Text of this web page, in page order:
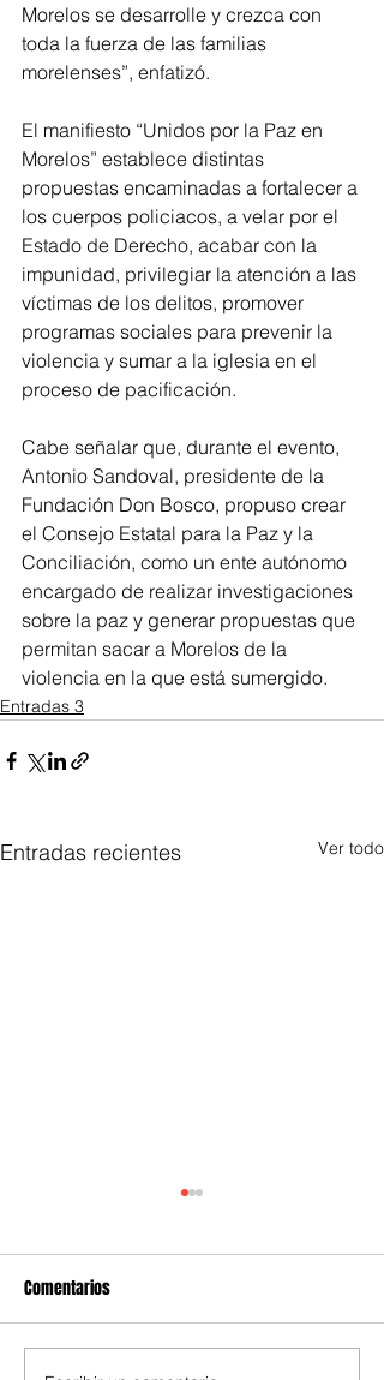
Morelos se desarrolle y crezca con
toda la fuerza de las familias
morelenses”, enfatizó.
El manifiesto “Unidos por la Paz en
Morelos” establece distintas
propuestas encaminadas a fortalecer a
los cuerpos policiacos, a velar por el
Estado de Derecho, acabar con la
impunidad, privilegiar la atención a las
víctimas de los delitos, promover
programas sociales para prevenir la
violencia y sumar a la iglesia en el
proceso de pacificación.
Cabe señalar que, durante el evento,
Antonio Sandoval, presidente de la
Fundación Don Bosco, propuso crear
el Consejo Estatal para la Paz y la
Conciliación, como un ente autónomo
encargado de realizar investigaciones
sobre la paz y generar propuestas que
permitan sacar a Morelos de la
violencia en la que está sumergido.
Entradas 3
Entradas recientes Ver todo
Comentarios